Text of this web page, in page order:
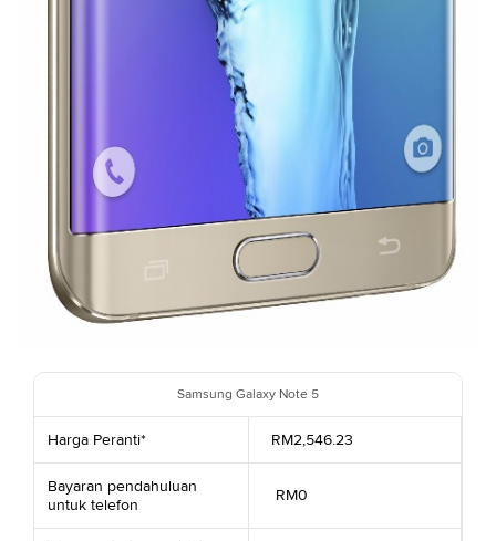
Samsung Galaxy Note 5
Harga Peranti* RM2,546.23
Bayaran pendahuluan
untuk telefon
RM0